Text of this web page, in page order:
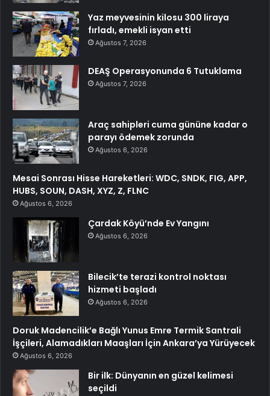
Yaz meyvesinin kilosu 300 liraya
fırladı, emekli isyan etti
Ağustos 7, 2026
DEAŞ Operasyonunda 6 Tutuklama
Ağustos 7, 2026
Araç sahipleri cuma gününe kadar o
parayı ödemek zorunda
Ağustos 6, 2026
Mesai Sonrası Hisse Hareketleri: WDC, SNDK, FIG, APP,
HUBS, SOUN, DASH, XYZ, Z, FLNC
Ağustos 6, 2026
Çardak Köyü’nde Ev Yangını
Ağustos 6, 2026
Bilecik’te terazi kontrol noktası
hizmeti başladı
Ağustos 6, 2026
Doruk Madencilik’e Bağlı Yunus Emre Termik Santrali
İşçileri, Alamadıkları Maaşları İçin Ankara’ya Yürüyecek
Ağustos 6, 2026
Bir ilk: Dünyanın en güzel kelimesi
seçildi